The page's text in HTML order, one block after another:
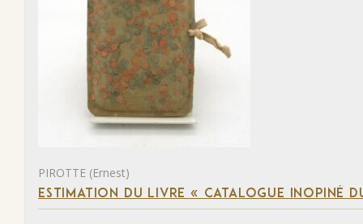
PIROTTE (Ernest)
ESTIMATION DU LIVRE « CATALOGUE INOPINÉ